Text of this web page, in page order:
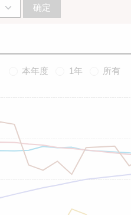
确定
本年度 1年 所有